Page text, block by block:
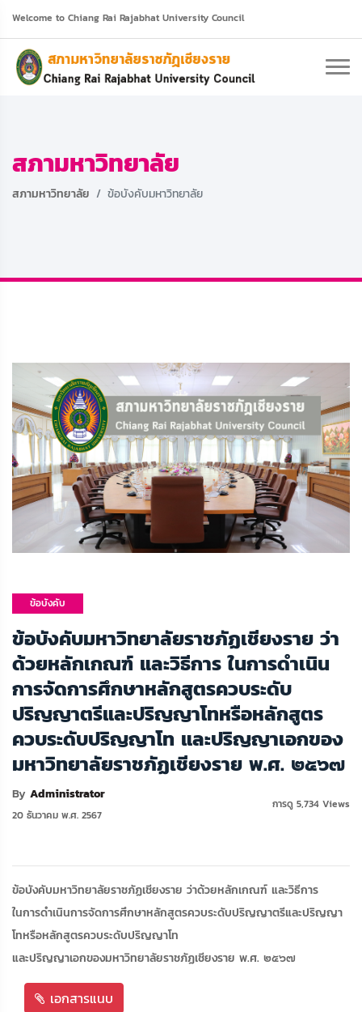
ยินดีต้อนรับเข้าสู่ เว็บไซต์สภามหาวิทยาลัยราชภัฏเชียงราย
สภามหาวิทยาลัย
สภามหาวิทยาลัย ข้อบังคับมหาวิทยาลัย
ข้อบังคับ
ข้อบังคับมหาวิทยาลัยราชภัฏเชียงราย ว่า
ด้วยหลักเกณฑ์ และวิธีการ ในการดำเนิน
การจัดการศึกษาหลักสูตรควบระดับ
ปริญญาตรีและปริญญาโทหรือหลักสูตร
ควบระดับปริญญาโท และปริญญาเอกของ
มหาวิทยาลัยราชภัฏเชียงราย พ.ศ. ๒๕๖๗
By Administrator
20 ธันวาคม พ.ศ. 2567
การดู 5,734 Views
ข้อบังคับมหาวิทยาลัยราชภัฏเชียงราย ว่าด้วยหลักเกณฑ์ และวิธีการ
ในการดำเนินการจัดการศึกษาหลักสูตรควบระดับปริญญาตรีและปริญญา
โทหรือหลักสูตรควบระดับปริญญาโท
และปริญญาเอกของมหาวิทยาลัยราชภัฏเชียงราย พ.ศ. ๒๕๖๗
เอกสารแนบ